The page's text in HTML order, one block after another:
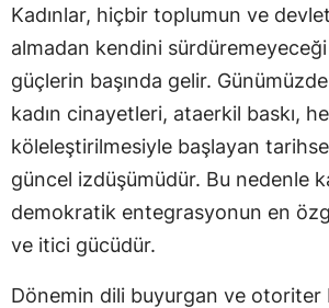
Kadınlar, hiçbir toplumun ve
almadan kendini
güçlerin başında gelir.
kadın cinayetleri, ataerkil baskı,
köleleştirilmesiyle başlayan tarihsel
güncel izdüşümüdür. Bu nedenle
demokratik entegrasyonun en
ve itici gücüdür.
Dönemin dili buyurgan ve otoriter